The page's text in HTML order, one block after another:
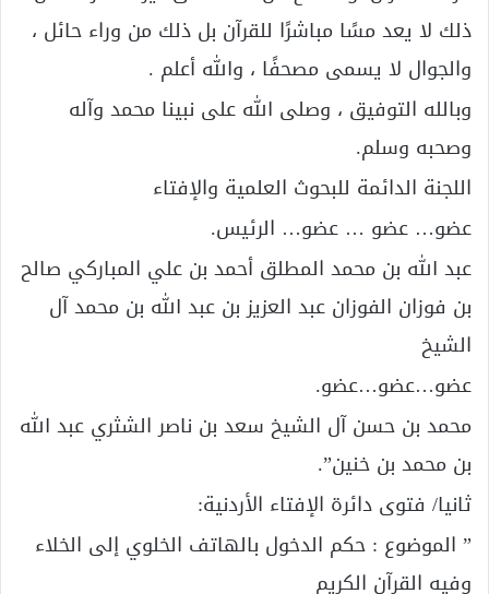
ذلك لا يعد مسًا مباشرًا للقرآن بل ذلك من وراء حائل ،
والجوال لا يسمى مصحفًا ، والله أعلم .
وبالله التوفيق ، وصلى الله على نبينا محمد وآله
وصحبه وسلم.
اللجنة الدائمة للبحوث العلمية والإفتاء
عضو… عضو … عضو… الرئيس.
عبد الله بن محمد المطلق أحمد بن علي المباركي صالح
بن فوزان الفوزان عبد العزيز بن عبد الله بن محمد آل
الشيخ
عضو…عضو…عضو.
محمد بن حسن آل الشيخ سعد بن ناصر الشثري عبد الله
بن محمد بن خنين”.
ثانيا/ فتوى دائرة الإفتاء الأردنية:
” الموضوع : حكم الدخول بالهاتف الخلوي إلى الخلاء
وفيه القرآن الكريم